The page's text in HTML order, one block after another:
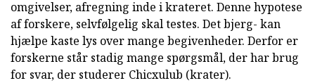
omgivelser, afregning inde i krateret. Denne hypotese
af forskere, selvfølgelig skal testes. Det bjerg- kan
hjælpe kaste lys over mange begivenheder. Derfor er
forskerne står stadig mange spørgsmål, der har brug
for svar, der studerer Chicxulub (krater).